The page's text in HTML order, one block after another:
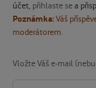
účet, přihlaste sea
Poznámka:Váš
moderátorem.